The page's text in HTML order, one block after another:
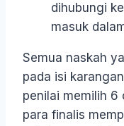
dihubungi
masuk
Semua naskah
pada isi
penilai memilih 6
para finalis